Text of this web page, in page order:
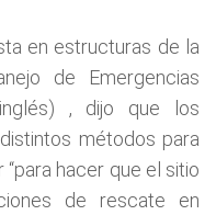
en estructuras de la
de Emergencias
, dijo que los
métodos para
hacer que el sitio
de rescate en